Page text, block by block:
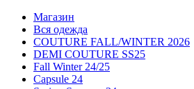
Магазин
Вся одежда
COUTURE FALL/WINTER 2026
DEMI COUTURE SS25
Fall Winter 24/25
Capsule 24